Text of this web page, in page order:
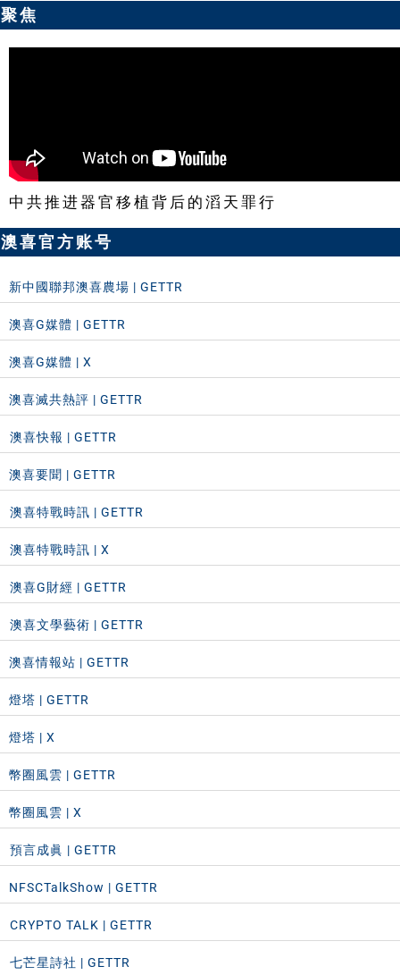
聚焦
中共推进器官移植背后的滔天罪行
澳喜官方账号
新中國聯邦澳喜農場 | GETTR
澳喜G媒體 | GETTR
澳喜G媒體 | X
澳喜滅共熱評 | GETTR
️澳喜快報 | GETTR
澳喜要聞 | GETTR
️澳喜特戰時訊 | GETTR
️澳喜特戰時訊 | X
️澳喜G財經 | GETTR
️澳喜文學藝術 | GETTR
澳喜情報站 | GETTR
燈塔 | GETTR
燈塔 | X
幣圈風雲 | GETTR
幣圈風雲 | X
️預言成眞 | GETTR
NFSCTalkShow | GETTR
️CRYPTO TALK | GETTR
️七芒星詩社 | GETTR